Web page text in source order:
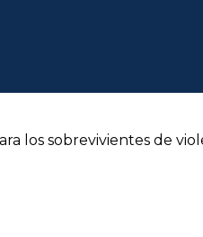
los sobrevivientes de